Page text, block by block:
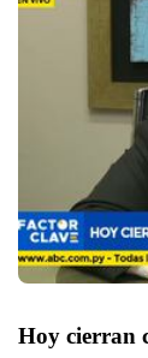
Hoy cierran